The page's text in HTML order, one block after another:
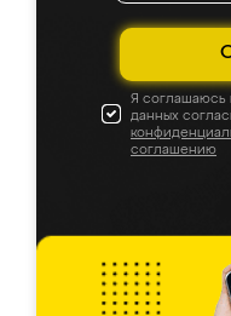
Я соглашаюсь
данных
соглашению